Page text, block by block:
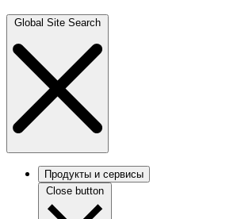
Global Site Search
Продукты и сервисы
Close button